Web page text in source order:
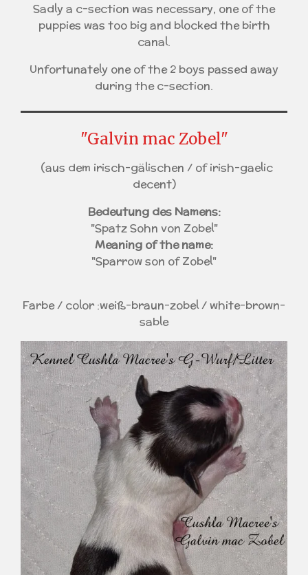
Sadly a c-section was necessary, one of the
puppies was too big and blocked the birth
canal.
Unfortunately one of the 2 boys passed away
during the c-section.
"Galvin mac Zobel"
(aus dem irisch-gälischen / of irish-gaelic
decent)
Bedeutung des Namens:
"Spatz Sohn von Zobel"
Meaning of the name:
"Sparrow son of Zobel"
Farbe / color :weiß-braun-zobel / white-brown-
sable